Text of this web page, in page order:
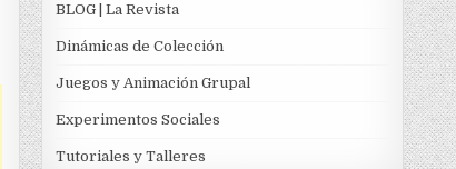
BLOG | La Revista
Dinámicas de Colección
Juegos y Animación Grupal
Experimentos Sociales
Tutoriales y Talleres